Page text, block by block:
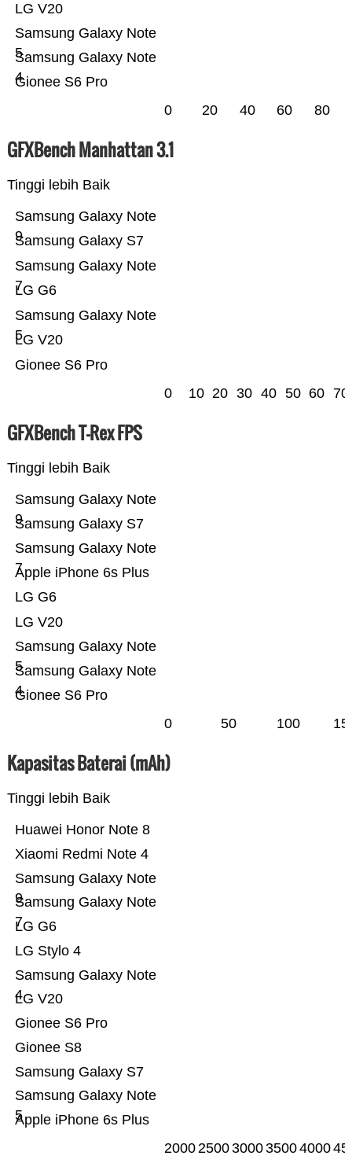
Gionee S6 Pro
Samsung Galaxy Note
4
Samsung Galaxy Note
5
LG V20
0 20 40 60 80
GFXBench Manhattan 3.1
Tinggi lebih Baik
Gionee S6 Pro
LG V20
Samsung Galaxy Note
5
LG G6
Samsung Galaxy Note
7
Samsung Galaxy S7
Samsung Galaxy Note
9
0 10 20 30 40 50 60 70
GFXBench T-Rex FPS
Tinggi lebih Baik
Gionee S6 Pro
Samsung Galaxy Note
4
Samsung Galaxy Note
5
LG V20
LG G6
Apple iPhone 6s Plus
Samsung Galaxy Note
7
Samsung Galaxy S7
Samsung Galaxy Note
9
0 50 100
Kapasitas Baterai (mAh)
Tinggi lebih Baik
Apple iPhone 6s Plus
Samsung Galaxy Note
5
Samsung Galaxy S7
Gionee S8
Gionee S6 Pro
LG V20
Samsung Galaxy Note
4
LG Stylo 4
LG G6
Samsung Galaxy Note
7
Samsung Galaxy Note
9
Xiaomi Redmi Note 4
Huawei Honor Note 8
20002500300035004000